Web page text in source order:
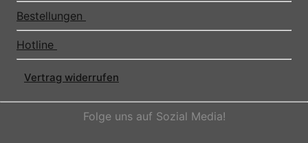
Bestellungen
Hotline
Vertrag widerrufen
Folge uns auf Sozial Media!